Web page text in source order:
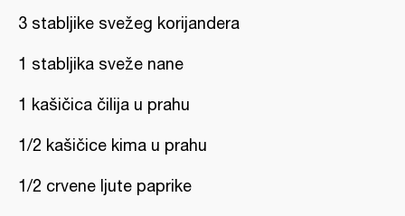
3 stabljike svežeg korijandera
1 stabljika sveže nane
1 kašičica čilija u prahu
1/2 kašičice kima u prahu
1/2 crvene ljute paprike